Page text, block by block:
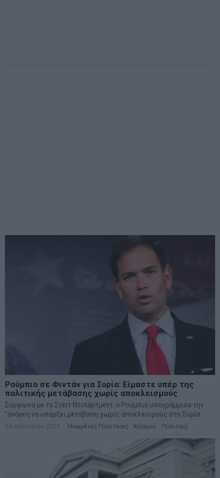
Ρούμπιο σε Φιντάν για Συρία: Είμαστε υπέρ της
πολιτικής μετάβασης χωρίς αποκλεισμούς
Σύμφωνα με το Στέιτ Ντιπάρτμεντ, ο Ρούμπιο υπογράμμισε την
"ανάγκη να υπάρξει μετάβαση χωρίς αποκλεισμούς στη Συρία
24 Ιανουαρίου 2025 Ηνωμένες Πολιτείες Κόσμος Πολιτική